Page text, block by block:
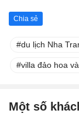
Chia sẻ
du lịch Nha
villa đảo hoa
Một số